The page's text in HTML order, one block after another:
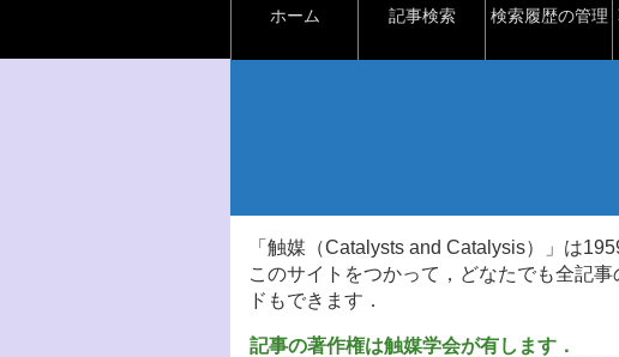
ホーム 記事検索 検索履歴の管理
「触媒（Catalysts and Catalysis）」は
このサイトをつかって，どなたでも全記
ドもできます．
記事の著作権は触媒学会が有します．